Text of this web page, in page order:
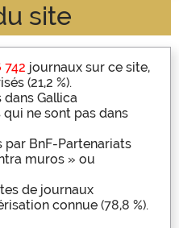
site
742 journaux sur ce site,
(21,2 %).
Gallica
ne sont pas dans
par BnF-Partenariats
muros » ou
de journaux
connue (78,8 %).